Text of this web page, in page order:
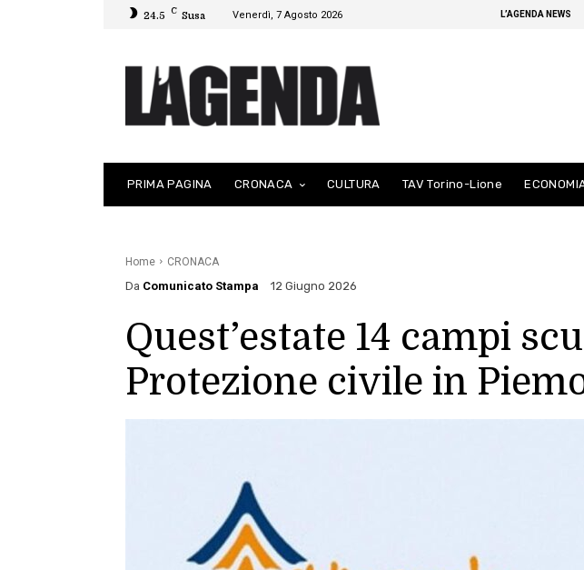
24.5 C Susa Venerdì, 7 Agosto 2026 L’AGENDA NEWS
PRIMA PAGINA CRONACA CULTURA TAV Torino-Lione
Home CRONACA
Da Comunicato Stampa 12 Giugno 2026
Quest’estate 14 campi
Protezione civile in